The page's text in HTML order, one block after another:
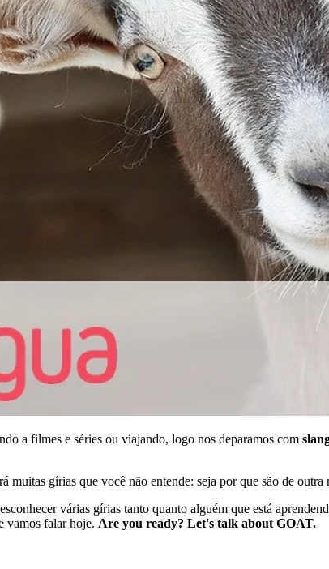
a filmes e séries ou viajando, logo nos deparamos com
muitas gírias que você não entende: seja por que são de
várias gírias tanto quanto alguém que está
vamos falar hoje. Are you ready? Let's talk about GOAT.